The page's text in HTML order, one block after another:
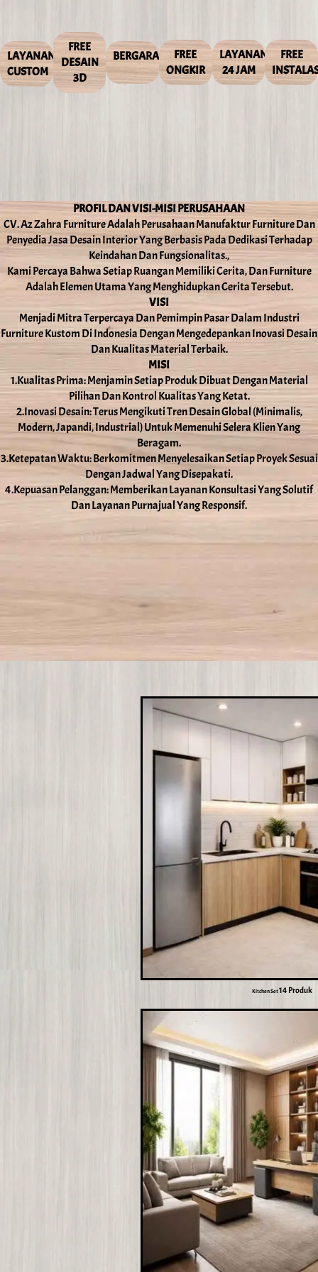
LAYANAN
CUSTOM
FREE
DESAIN
3D
BERGARANSIFREE
ONGKIR
LAYANAN
24 JAM
FREE
PROFIL DAN VISI-MISI PERUSAHAAN
CV. Az Zahra Furniture Adalah Perusahaan Manufaktur Furniture Dan
Penyedia Jasa Desain Interior Yang Berbasis Pada Dedikasi Terhadap
Keindahan Dan Fungsionalitas.,
Kami Percaya Bahwa Setiap Ruangan Memiliki Cerita, Dan Furniture
Adalah Elemen Utama Yang Menghidupkan Cerita Tersebut.
VISI
Menjadi Mitra Terpercaya Dan Pemimpin Pasar Dalam Industri
Furniture Kustom Di Indonesia Dengan Mengedepankan Inovasi Desain
Dan Kualitas Material Terbaik.
MISI
1.Kualitas Prima: Menjamin Setiap Produk Dibuat Dengan Material
Pilihan Dan Kontrol Kualitas Yang Ketat.
2.Inovasi Desain: Terus Mengikuti Tren Desain Global (Minimalis,
Modern, Japandi, Industrial) Untuk Memenuhi Selera Klien Yang
Beragam.
3.Ketepatan Waktu: Berkomitmen Menyelesaikan Setiap Proyek Sesuai
Dengan Jadwal Yang Disepakati.
4.Kepuasan Pelanggan: Memberikan Layanan Konsultasi Yang Solutif
Dan Layanan Purnajual Yang Responsif.
Kitchen Set14 Produk